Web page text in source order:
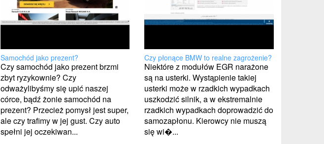
Samochód jako prezent?
Czy samochód jako prezent brzmi
zbyt ryzykownie? Czy
odważylibyśmy się upić naszej
córce, bądź żonie samochód na
prezent? Przecież pomysł jest super,
ale czy trafimy w jej gust. Czy auto
spełni jej oczekiwan...
Czy płonące BMW to realne zagrożenie?
Niektóre z modułów EGR narażone
są na usterki. Wystąpienie takiej
usterki może w rzadkich wypadkach
uszkodzić silnik, a w ekstremalnie
rzadkich wypadkach doprowadzić do
samozapłonu. Kierowcy nie muszą
się wi�...